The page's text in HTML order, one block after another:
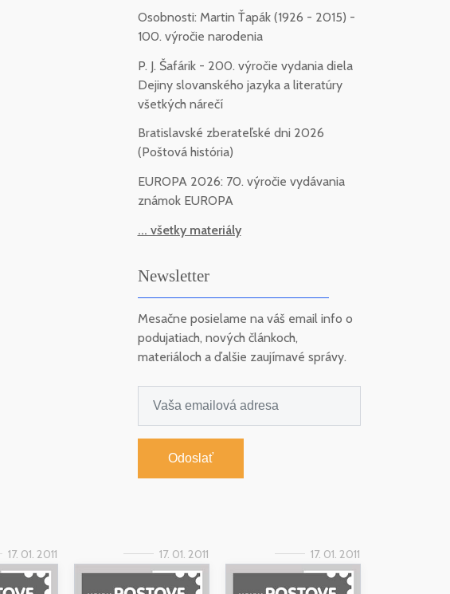
Osobnosti: Martin Ťapák (1926 - 2015) -
100. výročie narodenia
P. J. Šafárik - 200. výročie vydania diela
Dejiny slovanského jazyka a literatúry
všetkých nárečí
Bratislavské zberateľské dni 2026
(Poštová história)
EUROPA 2026: 70. výročie vydávania
známok EUROPA
... všetky materiály
Newsletter
Mesačne posielame na váš email info o
podujatiach, nových článkoch,
materiáloch a ďalšie zaujímavé správy.
Odoslať
17. 01. 2011 17. 01. 2011 17. 01. 2011